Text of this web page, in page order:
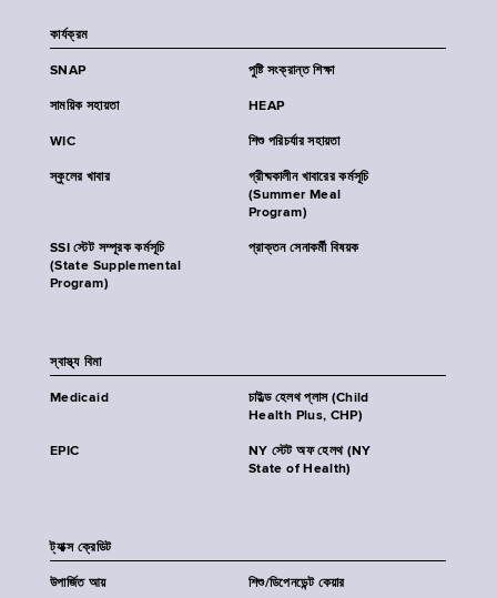
কার্যক্রম
SNAP পুষ্টি সংক্রান্ত শিক্ষা
সাময়িক সহায়তা HEAP
WIC শিশু পরিচর্যার সহায়তা
স্কুলের খাবার
গ্রীষ্মকালীন খাবারের কর্মসূচি
(Summer Meal
Program)
SSI স্টেট সম্পূরক কর্মসূচি
(State Supplemental
Program)
প্রাক্তন সেনাকর্মী বিষয়ক
স্বাস্থ্য বিমা
Medicaid
চাইল্ড হেলথ প্লাস (Child
Health Plus, CHP)
EPIC
NY স্টেট অফ হেলথ (NY
State of Health)
ট্যাক্স ক্রেডিট
উপার্জিত আয় শিশু/ডিপেনডেন্ট কেয়ার